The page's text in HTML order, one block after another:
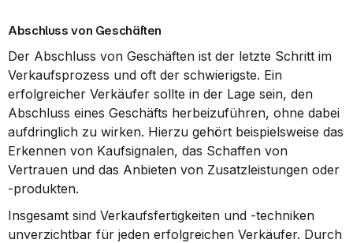
Abschluss von Geschäften
Der Abschluss von Geschäften ist der letzte Schritt im
Verkaufsprozess und oft der schwierigste. Ein
erfolgreicher Verkäufer sollte in der Lage sein, den
Abschluss eines Geschäfts herbeizuführen, ohne dabei
aufdringlich zu wirken. Hierzu gehört beispielsweise das
Erkennen von Kaufsignalen, das Schaffen von
Vertrauen und das Anbieten von Zusatzleistungen oder
-produkten.
Insgesamt sind Verkaufsfertigkeiten und -techniken
unverzichtbar für jeden erfolgreichen Verkäufer. Durch